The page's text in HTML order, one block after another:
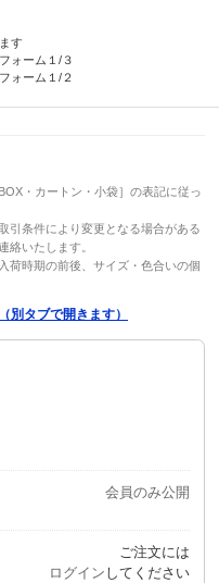
す
ーム１/３
ーム１/２
・カートン・小袋］の表記に従っ
引条件により変更となる場合がある
絡いたします。
荷時期の前後、サイズ・色合いの個
タブで開きます）
会員のみ公開
ご注文には
ログイン してください